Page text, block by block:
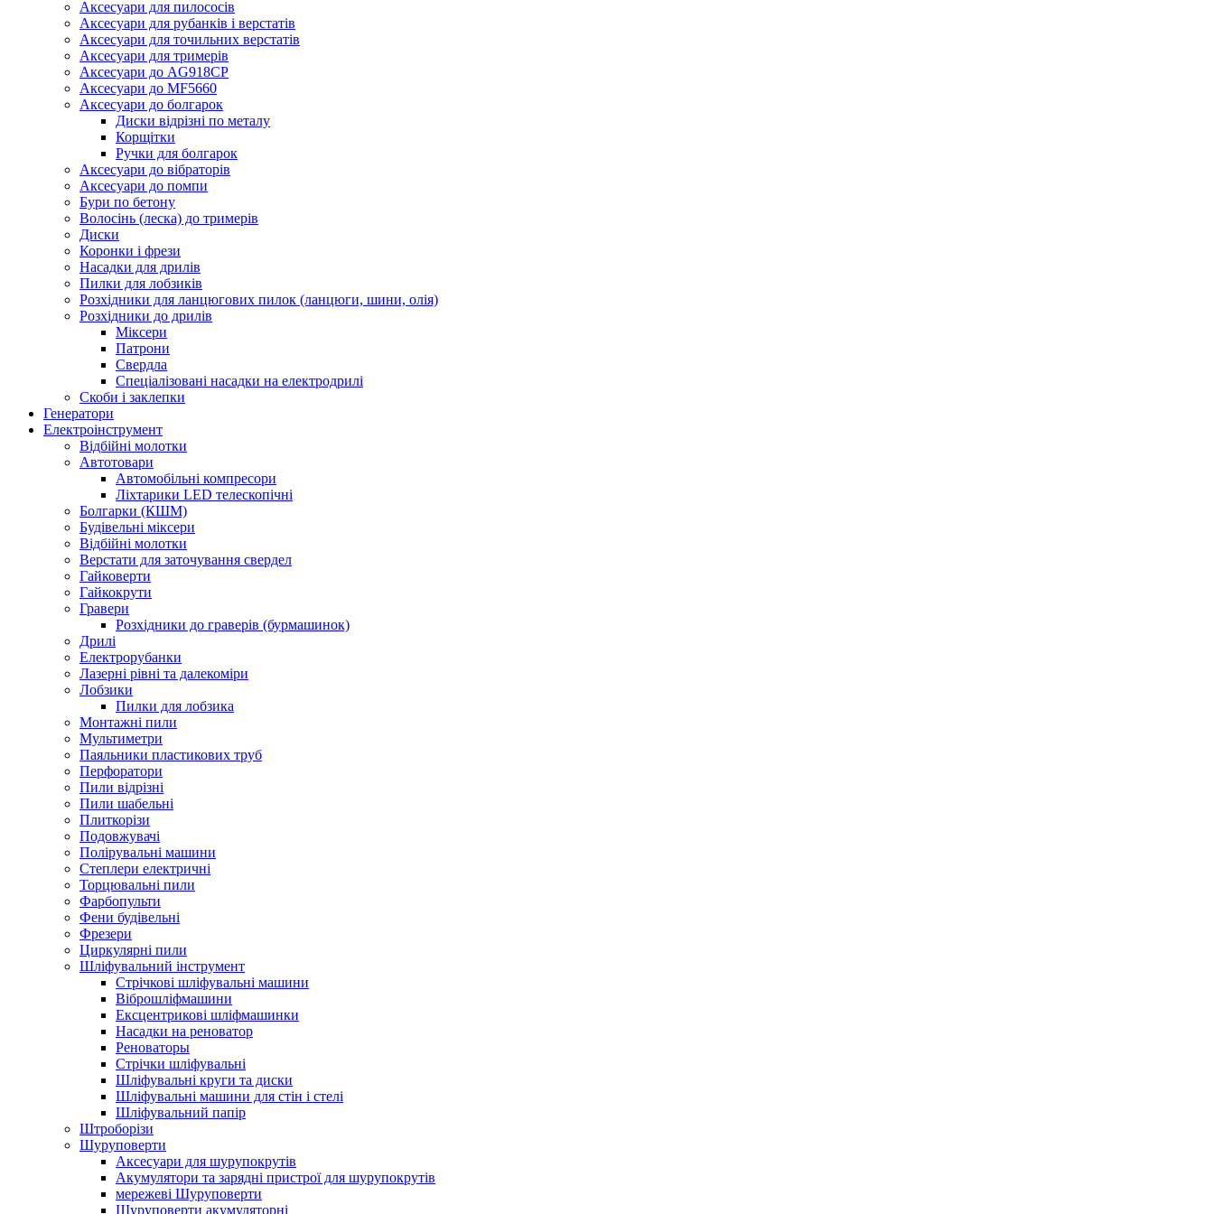
Аксесуари для пилососів
Аксесуари для рубанків і верстатів
Аксесуари для точильних верстатів
Аксесуари для тримерів
Аксесуари до AG918CP
Аксесуари до MF5660
Аксесуари до болгарок
Диски відрізні по металу
Корщітки
Ручки для болгарок
Аксесуари до вібраторів
Аксесуари до помпи
Бури по бетону
Волосінь (леска) до тримерів
Диски
Коронки і фрези
Насадки для дрилів
Пилки для лобзиків
Розхідники для ланцюгових пилок (ланцюги, шини, олія)
Розхідники до дрилів
Міксери
Патрони
Свердла
Спеціалізовані насадки на електродрилі
Скоби і заклепки
Генератори
Електроінструмент
Bідбійні молотки
Автотовари
Автомобільні компресори
Ліхтарики LED телескопічні
Болгарки (КШМ)
Будівельні міксери
Відбійні молотки
Верстати для заточування свердел
Гайковерти
Гайкокрути
Гравери
Розхідники до граверів (бурмашинок)
Дрилі
Електрорубанки
Лазерні рівні та далекоміри
Лобзики
Пилки для лобзика
Монтажні пили
Мультиметри
Паяльники пластикових труб
Перфоратори
Пили відрізні
Пили шабельні
Плиткорізи
Подовжувачі
Полірувальні машини
Степлери електричні
Торцювальні пили
Фарбопульти
Фени будівельні
Фрезери
Циркулярні пили
Шліфувальний інструмент
Cтрічкові шліфувальні машини
Віброшліфмашини
Ексцентрикові шліфмашинки
Насадки на реноватор
Реноваторы
Стрічки шліфувальні
Шліфувальні круги та диски
Шліфувальні машини для стін і стелі
Шліфувальний папір
Штроборізи
Шуруповерти
Аксесуари для шурупокрутів
Акумулятори та зарядні пристрої для шурупокрутів
мережеві Шуруповерти
Шуруповерти акумуляторні